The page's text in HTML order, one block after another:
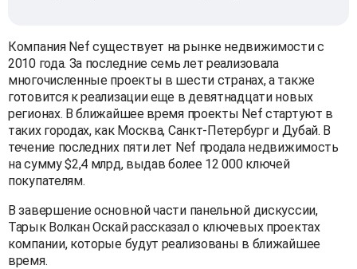
Компания Nef существует на рынке недвижимости с
2010 года. За последние семь лет реализовала
многочисленные проекты в шести странах, а также
готовится к реализации еще в девятнадцати новых
регионах. В ближайшее время проекты Nef стартуют в
таких городах, как Москва, Санкт-Петербург и Дубай. В
течение последних пяти лет Nef продала недвижимость
на сумму $2,4 млрд, выдав более 12 000 ключей
покупателям.
В завершение основной части панельной дискуссии,
Тарык Волкан Оскай рассказал о ключевых проектах
компании, которые будут реализованы в ближайшее
время.